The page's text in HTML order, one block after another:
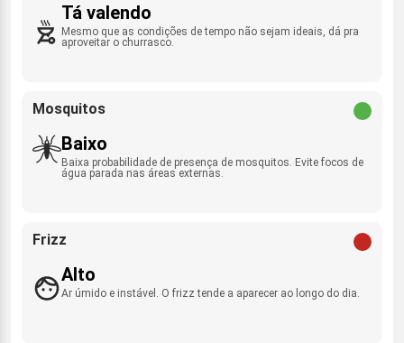
Tá valendo
Mesmo que as condições de tempo não sejam ideais, dá pra
aproveitar o churrasco.
Mosquitos
Baixo
Baixa probabilidade de presença de mosquitos. Evite focos de
água parada nas áreas externas.
Frizz
Alto
Ar úmido e instável. O frizz tende a aparecer ao longo do dia.